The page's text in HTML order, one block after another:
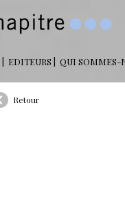
EDITEURS QUI SOMMES-
Retour